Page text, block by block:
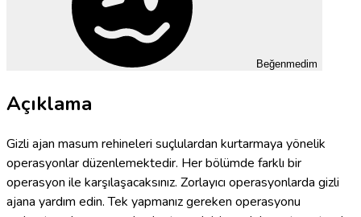
Beğenmedim
Açıklama
Gizli ajan masum rehineleri suçlulardan kurtarmaya yönelik
operasyonlar düzenlemektedir. Her bölümde farklı bir
operasyon ile karşılaşacaksınız. Zorlayıcı operasyonlarda gizli
ajana yardım edin. Tek yapmanız gereken operasyonu